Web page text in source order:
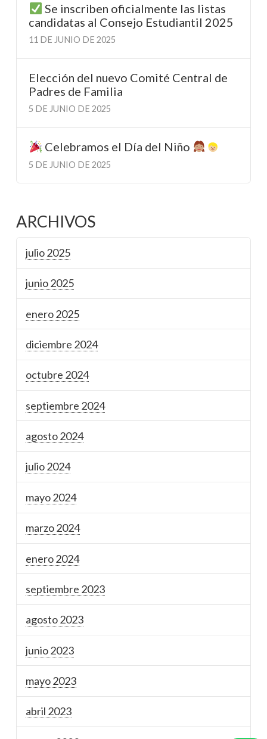
Se inscriben oficialmente las listas
candidatas al Consejo Estudiantil 2025
11 DE JUNIO DE 2025
Elección del nuevo Comité Central de
Padres de Familia
5 DE JUNIO DE 2025
Celebramos el Día del Niño
5 DE JUNIO DE 2025
ARCHIVOS
julio 2025
junio 2025
enero 2025
diciembre 2024
octubre 2024
septiembre 2024
agosto 2024
julio 2024
mayo 2024
marzo 2024
enero 2024
septiembre 2023
agosto 2023
junio 2023
mayo 2023
abril 2023